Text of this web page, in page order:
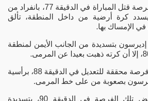
وفرط السيتي في فرصة قتل المباراة في الدقيقة 77، بانفراد من
كرة أرضية من داخل المنطقة، تألق
في الإمساك بها.
إديرسون بتسديدة من الجانب الأيمن لمنطقة
ومن جديد أهدر إنتر فرصة محققة للتعديل في الدقيقة 88، برأسية
بصعوبة من على خط المرمى.
وحاول لوكاكو تعويض تلك الفرصة في الدقيقة 90، بتسديدة